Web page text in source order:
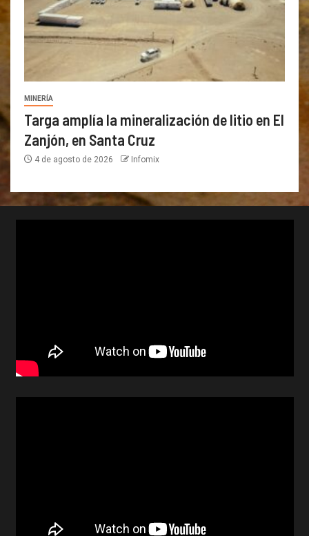
MINERÍA
Targa amplía la mineralización de litio en El
Zanjón, en Santa Cruz
4 de agosto de 2026 Infomix